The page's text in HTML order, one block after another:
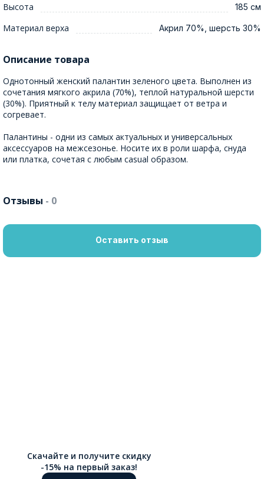
Высота 185 см
Материал верха Акрил 70%, шерсть 30%
Описание товара
Однотонный женский палантин зеленого цвета. Выполнен из
сочетания мягкого акрила (70%), теплой натуральной шерсти
(30%). Приятный к телу материал защищает от ветра и
согревает.
Палантины - одни из самых актуальных и универсальных
аксессуаров на межсезонье. Носите их в роли шарфа, снуда
или платка, сочетая с любым casual образом.
Отзывы - 0
Оставить отзыв
Скачайте и получите скидку
-15% на первый заказ!